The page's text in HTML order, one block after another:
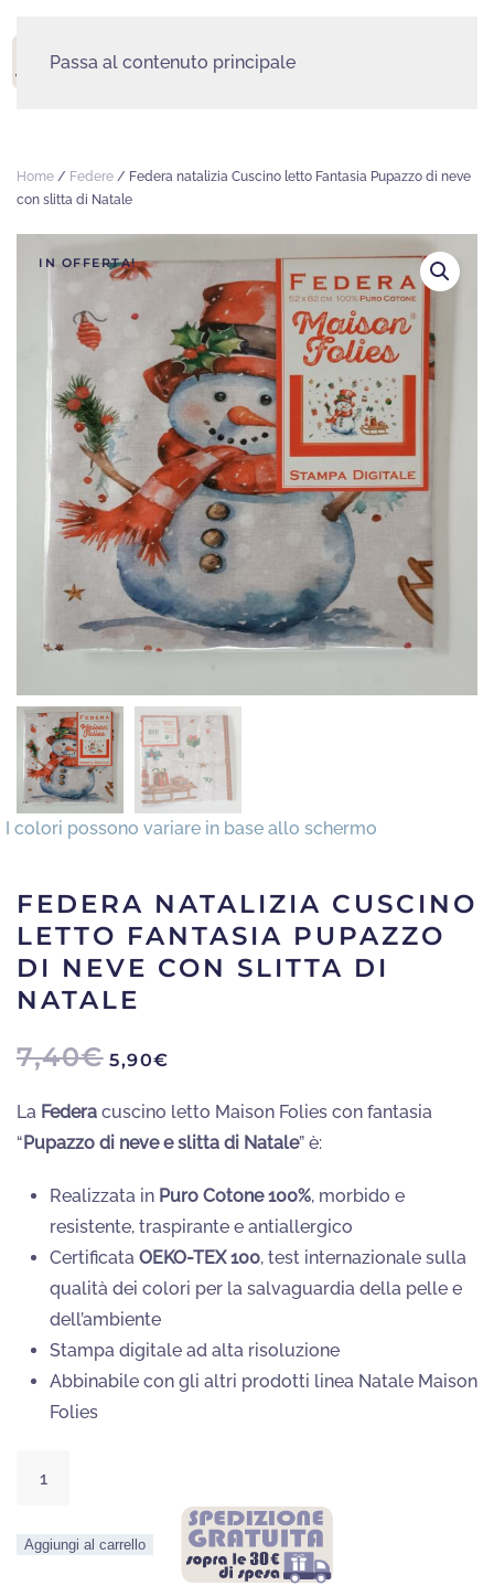
Passa al contenuto principale
Home / Federe / Federa natalizia Cuscino letto Fantasia Pupazzo di neve
con slitta di Natale
IN OFFERTA!
FEDERA NATALIZIA CUSCINO
LETTO FANTASIA PUPAZZO
DI NEVE CON SLITTA DI
NATALE
7,40€ IL
PREZZO
ERA:
7,40€.
5,90€
È:
5,90€.
La Federa cuscino letto Maison Folies con fantasia
“Pupazzo di neve e slitta di Natale” è:
Realizzata in Puro Cotone 100%, morbido e
resistente, traspirante e antiallergico
Certificata OEKO-TEX 100, test internazionale sulla
qualità dei colori per la salvaguardia della pelle e
dell’ambiente
Stampa digitale ad alta risoluzione
Abbinabile con gli altri prodotti linea Natale Maison
Folies
letto
Aggiungi al carrello